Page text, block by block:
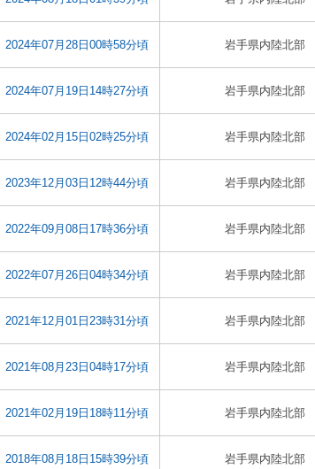
2024年07月28日00時58分頃 岩手県内陸北部
2024年07月19日14時27分頃 岩手県内陸北部
2024年02月15日02時25分頃 岩手県内陸北部
2023年12月03日12時44分頃 岩手県内陸北部
2022年09月08日17時36分頃 岩手県内陸北部
2022年07月26日04時34分頃 岩手県内陸北部
2021年12月01日23時31分頃 岩手県内陸北部
2021年08月23日04時17分頃 岩手県内陸北部
2021年02月19日18時11分頃 岩手県内陸北部
2018年08月18日15時39分頃 岩手県内陸北部